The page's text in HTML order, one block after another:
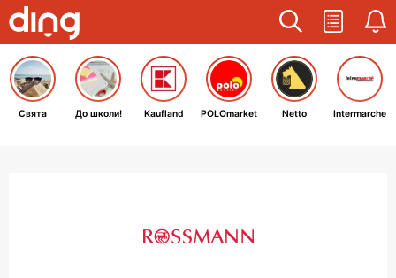
Свята До школи! Kaufland POLOmarket Netto Intermarche